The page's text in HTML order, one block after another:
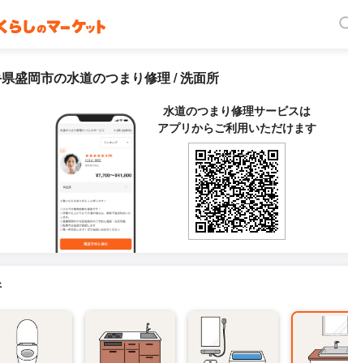
盛岡市の水道のつまり修理 / 洗面所
水道のつまり修理サービスは
アプリからご利用いただけます